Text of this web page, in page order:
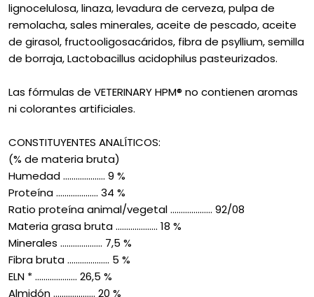
lignocelulosa, linaza, levadura de cerveza, pulpa de
remolacha, sales minerales, aceite de pescado, aceite
de girasol, fructooligosacáridos, fibra de psyllium, semilla
de borraja, Lactobacillus acidophilus pasteurizados.
Las fórmulas de VETERINARY HPM® no contienen aromas
ni colorantes artificiales.
CONSTITUYENTES ANALÍTICOS:
(% de materia bruta)
Humedad .................... 9 %
Proteína .................... 34 %
Ratio proteína animal/vegetal .................... 92/08
Materia grasa bruta .................... 18 %
Minerales .................... 7,5 %
Fibra bruta .................... 5 %
ELN * .................... 26,5 %
Almidón .................... 20 %